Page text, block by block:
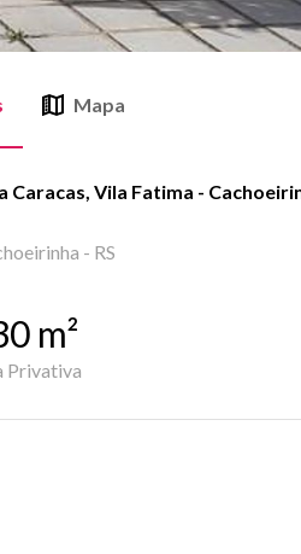
Mapa
Caracas, Vila Fatima -
- RS
m²
Privativa